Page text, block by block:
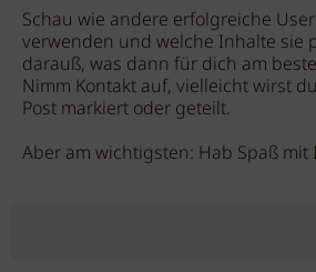
Schau wie andere erfolgreiche
verwenden und welche Inhalte sie
darauß, was dann für dich am
Nimm Kontakt auf, vielleicht wirst
Post markiert oder geteilt.
Aber am wichtigsten: Hab Spaß mit